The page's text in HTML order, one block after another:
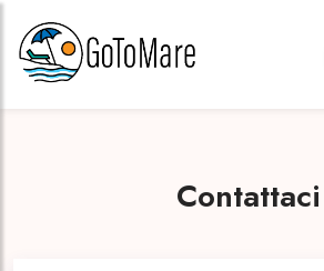
Contattaci